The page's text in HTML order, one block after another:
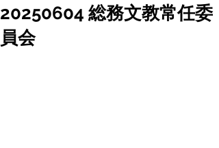
20250604 総務文教常任委
員会